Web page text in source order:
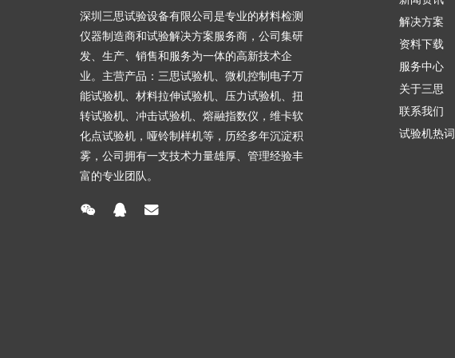
深圳三思试验设备有限公司是专业的材料检测
仪器制造商和试验解决方案服务商，公司集研
发、生产、销售和服务为一体的高新技术企
业。主营产品：三思试验机、微机控制电子万
能试验机、材料拉伸试验机、压力试验机、扭
转试验机、冲击试验机、熔融指数仪，维卡软
化点试验机，哑铃制样机等，历经多年沉淀积
雾，公司拥有一支技术力量雄厚、管理经验丰
富的专业团队。
解决方案
资料下载
服务中心
关于三思
联系我们
试验机热词